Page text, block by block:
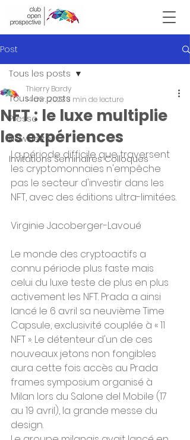
Victor Hugo
Post
Tous les posts
Presse
Newsletter
Invitations Seminaires Colloques
Tous les posts
NFT : le luxe multiplie
les expériences
Thierry Bardy
14 avr. 20233 min de lecture
La période difficile que traversent
les cryptomonnaies n'empêche
pas le secteur d'investir dans les
NFT, avec des éditions ultra-limitées.
Virginie Jacoberger-Lavoué
Le monde des cryptoactifs a
connu période plus faste mais
celui du luxe teste de plus en plus
activement les NFT. Prada a ainsi
lancé le 6 avril sa neuvième Time
Capsule, exclusivité couplée à « 11
NFT ». Le détenteur d'un de ces
nouveaux jetons non fongibles
aura cette fois accès au Prada
frames symposium organisé à
Milan lors du Salone del Mobile (17
au 19 avril), la grande messe du
design.